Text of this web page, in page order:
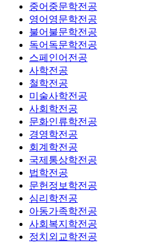
중어중문학전공
영어영문학전공
불어불문학전공
독어독문학전공
스페인어전공
사학전공
철학전공
미술사학전공
사회학전공
문화인류학전공
경영학전공
회계학전공
국제통상학전공
법학전공
문헌정보학전공
심리학전공
아동가족학전공
사회복지학전공
정치외교학전공